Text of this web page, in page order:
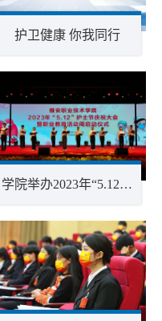
护卫健康 你我同行
学院举办2023年“5.12”国际护士节庆祝大会